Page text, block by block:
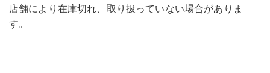
店舗により在庫切れ、取り扱っていない場合がありま
す。